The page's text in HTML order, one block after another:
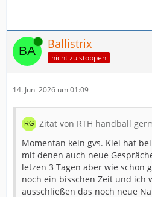
Online Ballistrix
nicht zu stoppen
14. Juni 2026 um 01:09
Zitat von RTH handball
Momentan kein gvs. Kiel hat
mit denen auch neue
letzen 3 Tagen aber wie schon
noch ein bisschen Zeit und ich
ausschließen das noch neue